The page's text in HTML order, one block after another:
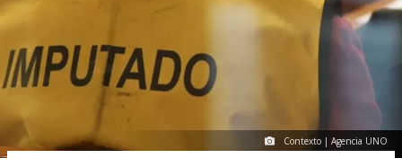
Contexto | Agencia UNO